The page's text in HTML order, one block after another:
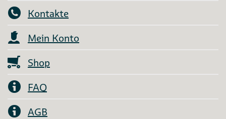
Kontakte
Mein Konto
Shop
FAQ
AGB